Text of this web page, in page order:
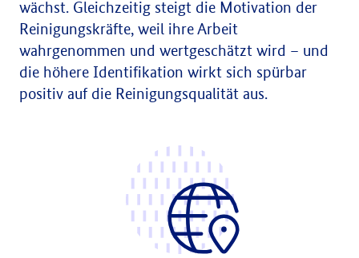
wächst. Gleichzeitig steigt die Motivation der
Reinigungskräfte, weil ihre Arbeit
wahrgenommen und wertgeschätzt wird – und
die höhere Identifikation wirkt sich spürbar
positiv auf die Reinigungsqualität aus.